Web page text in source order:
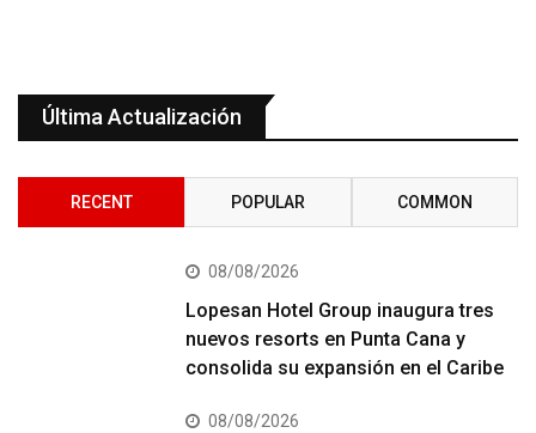
Última Actualización
RECENT POPULAR COMMON
08/08/2026
Lopesan Hotel Group inaugura tres
nuevos resorts en Punta Cana y
consolida su expansión en el Caribe
08/08/2026